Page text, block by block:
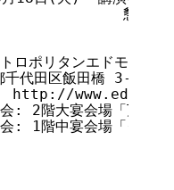
懇親会
ポリタンエドモント
代田区飯田橋 3-
http://
2階大宴会場「万里(
1階中宴会場「クリス